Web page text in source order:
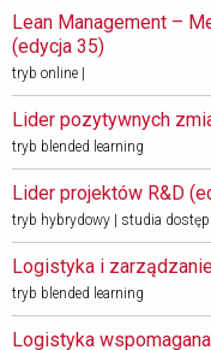
Lean Management –
(edycja 35)
tryb online |
Lider pozytywnych
tryb blended learning
Lider projektów R&D
tryb hybrydowy | studia
Logistyka i
tryb blended learning
Logistyka